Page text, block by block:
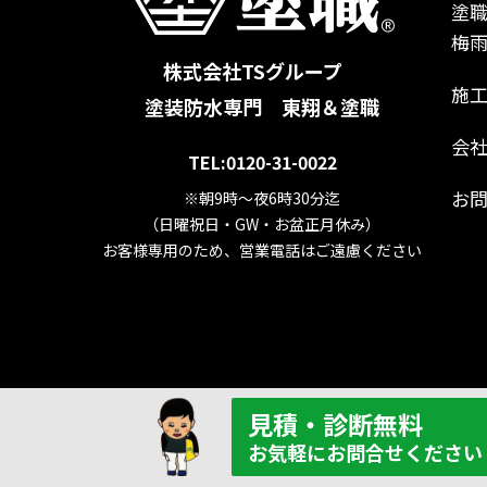
塗
梅
施
会
お
株式会社TSグループ
塗装防水専門 東翔＆塗職
TEL:0120-31-0022
※朝9時～夜6時30分迄
（日曜祝日・GW・お盆正月休み）
お客様専用のため、営業電話はご遠慮ください
見積・診断無料
お気軽にお問合せください